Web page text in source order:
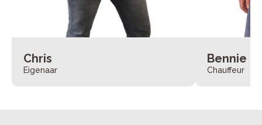
Chris
Eigenaar
Bennie
Chauffeur